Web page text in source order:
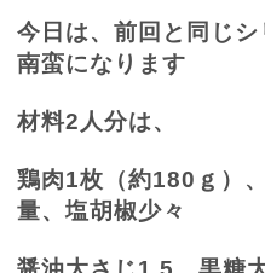
今日は、前回と同じ
南蛮になります
材料2 人分は、
鶏肉1枚（約180 ｇ）
量、塩胡